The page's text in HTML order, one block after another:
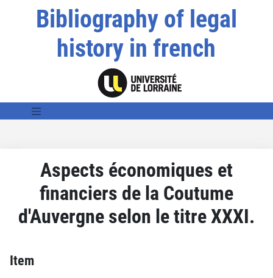
Bibliography of legal
history in french
Aspects économiques et
financiers de la Coutume
d'Auvergne selon le titre XXXI.
Item